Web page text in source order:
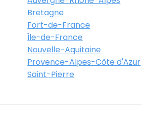
Bretagne
Fort-de-France
Île-de-France
Nouvelle-Aquitaine
Provence-Alpes-Côte d'Azur
Saint-Pierre